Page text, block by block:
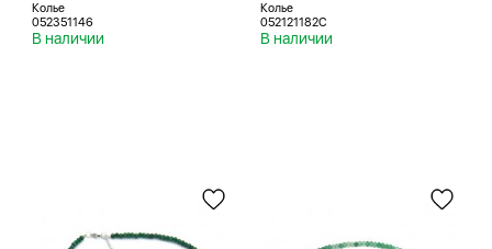
Колье
052351146
В наличии
Колье
052121182C
В наличии